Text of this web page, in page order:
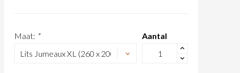
Maat: *
Aantal
+
-